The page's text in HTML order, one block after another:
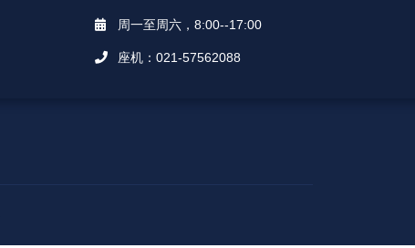
周一至周六，8:00--17:00
座机：021-57562088